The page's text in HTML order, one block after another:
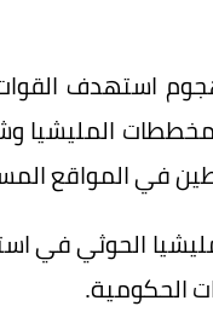
استهدف
المليشيا
في المواقع
الحوثي في
الحكومية.